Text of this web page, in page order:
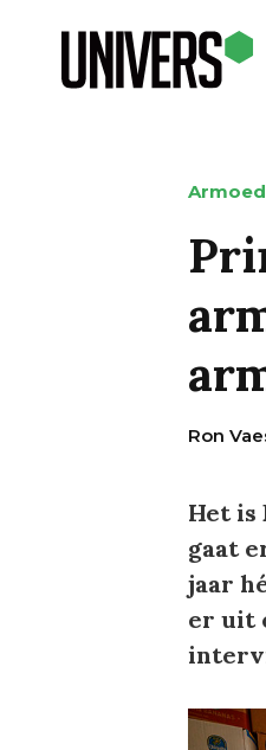
Ron
Het is
gaat
jaar
er uit